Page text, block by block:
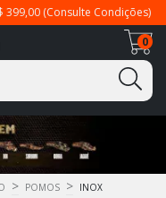
399,00 (Consulte Condições)
0
> POMOS > INOX